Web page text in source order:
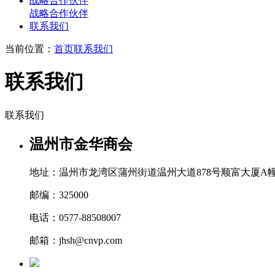
战略合作伙伴
联系我们
当前位置： 首页联系我们
联系我们
联系我们
温州市金华商会
地址：温州市龙湾区蒲州街道温州大道878号顺富大厦A
邮编：325000
电话：0577-88508007
邮箱：jhsh@cnvp.com